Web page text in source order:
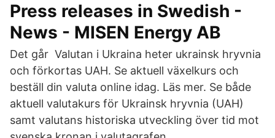
Press releases in Swedish -
News - MISEN Energy AB
Det går Valutan i Ukraina heter ukrainsk hryvnia
och förkortas UAH. Se aktuell växelkurs och
beställ din valuta online idag. Läs mer. Se både
aktuell valutakurs för Ukrainsk hryvnia (UAH)
samt valutans historiska utveckling över tid mot